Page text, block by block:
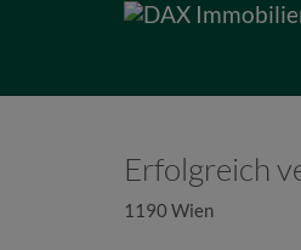
Erfolgreich
1190 Wien